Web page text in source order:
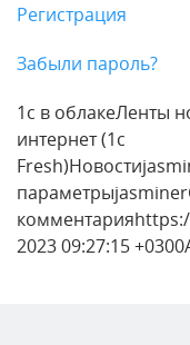
Регистрация
Забыли пароль?
1с в облакеЛенты
интернет (1c
2023 09:27:15